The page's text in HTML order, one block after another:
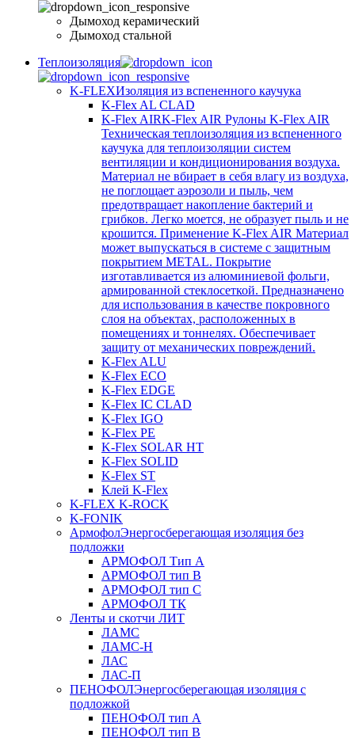
Дымоход керамический
Дымоход стальной
Теплоизоляция
K-FLEXИзоляция из вспененного каучука
K-Flex AL CLAD
K-Flex AIRK-Flex AIR Рулоны K-Flex AIR
Техническая теплоизоляция из вспененного
каучука для теплоизоляции систем
вентиляции и кондиционирования воздуха.
Материал не вбирает в себя влагу из воздуха,
не поглощает аэрозоли и пыль, чем
предотвращает накопление бактерий и
грибков. Легко моется, не образует пыль и не
крошится. Применение K-Flex AIR Материал
может выпускаться в системе c защитным
покрытием METAL. Покрытие
изготавливается из алюминиевой фольги,
армированной стеклосеткой. Предназначено
для использования в качестве покровного
слоя на объектах, расположенных в
помещениях и тоннелях. Обеспечивает
защиту от механических повреждений.
K-Flex ALU
K-Flex ECO
K-Flex EDGE
K-Flex IC CLAD
K-Flex IGO
K-Flex PE
K-Flex SOLAR HT
K-Flex SOLID
K-Flex ST
Клей K-Flex
K-FLEX K-ROCK
K-FONIK
АрмофолЭнергосберегающая изоляция без
подложки
АРМОФОЛ Тип А
АРМОФОЛ тип В
АРМОФОЛ тип C
АРМОФОЛ ТК
Ленты и скотчи ЛИТ
ЛАМС
ЛАМС-Н
ЛАС
ЛАС-П
ПЕНОФОЛЭнергосберегающая изоляция с
подложкой
ПЕНОФОЛ тип А
ПЕНОФОЛ тип B